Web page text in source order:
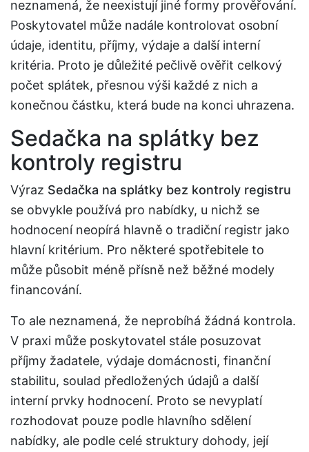
neznamená, že neexistují jiné formy prověřování.
Poskytovatel může nadále kontrolovat osobní
údaje, identitu, příjmy, výdaje a další interní
kritéria. Proto je důležité pečlivě ověřit celkový
počet splátek, přesnou výši každé z nich a
konečnou částku, která bude na konci uhrazena.
Sedačka na splátky bez
kontroly registru
Výraz Sedačka na splátky bez kontroly registru
se obvykle používá pro nabídky, u nichž se
hodnocení neopírá hlavně o tradiční registr jako
hlavní kritérium. Pro některé spotřebitele to
může působit méně přísně než běžné modely
financování.
To ale neznamená, že neprobíhá žádná kontrola.
V praxi může poskytovatel stále posuzovat
příjmy žadatele, výdaje domácnosti, finanční
stabilitu, soulad předložených údajů a další
interní prvky hodnocení. Proto se nevyplatí
rozhodovat pouze podle hlavního sdělení
nabídky, ale podle celé struktury dohody, její